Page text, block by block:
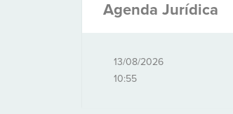
Agenda Jurídica
13/08/2026
10:55